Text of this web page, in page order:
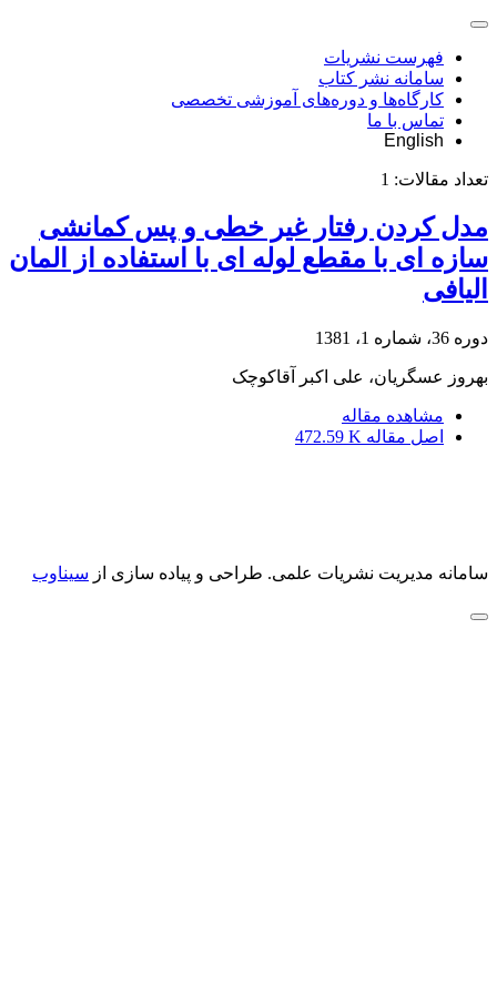
فهرست نشریات
سامانه نشر کتاب
کارگاه‌ها و دوره‌های آموزشی تخصصی
تماس با ما
English
تعداد مقالات: 1
مدل کردن رفتار غیر خطی و پس کمانشی
سازه ای با مقطع لوله ای با استفاده از المان
الیافی
دوره 36، شماره 1، 1381
بهروز عسگریان، علی اکبر آقاکوچک
مشاهده مقاله
اصل مقاله 472.59 K
سامانه مدیریت نشریات علمی. طراحی و پیاده سازی از سیناوب